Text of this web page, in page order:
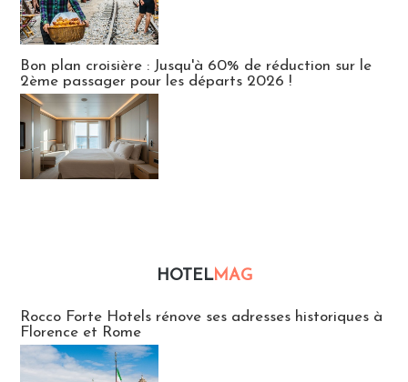
Bon plan croisière : Jusqu'à 60% de réduction sur le
2ème passager pour les départs 2026 !
HOTELMAG
Rocco Forte Hotels rénove ses adresses historiques à
Florence et Rome